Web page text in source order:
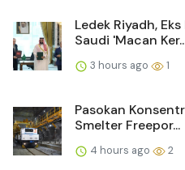
Ledek Riyadh,
Saudi 'Macan
3 hours ago 1
Pasokan
Smelter Freepor...
4 hours ago 2